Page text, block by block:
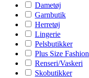
Dametøj
Garnbutik
Herretøj
Lingerie
Pelsbutikker
Plus Size Fashion
Renseri/Vaskeri
Skobutikker